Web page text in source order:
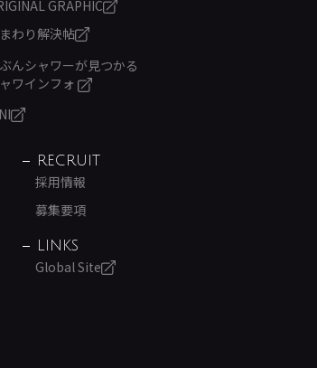
GRAPHIC
わり解決帖
んシャワーが見つかる
ワインフォ
RECRUIT
採用情報
募集要項
LINKS
Global Site